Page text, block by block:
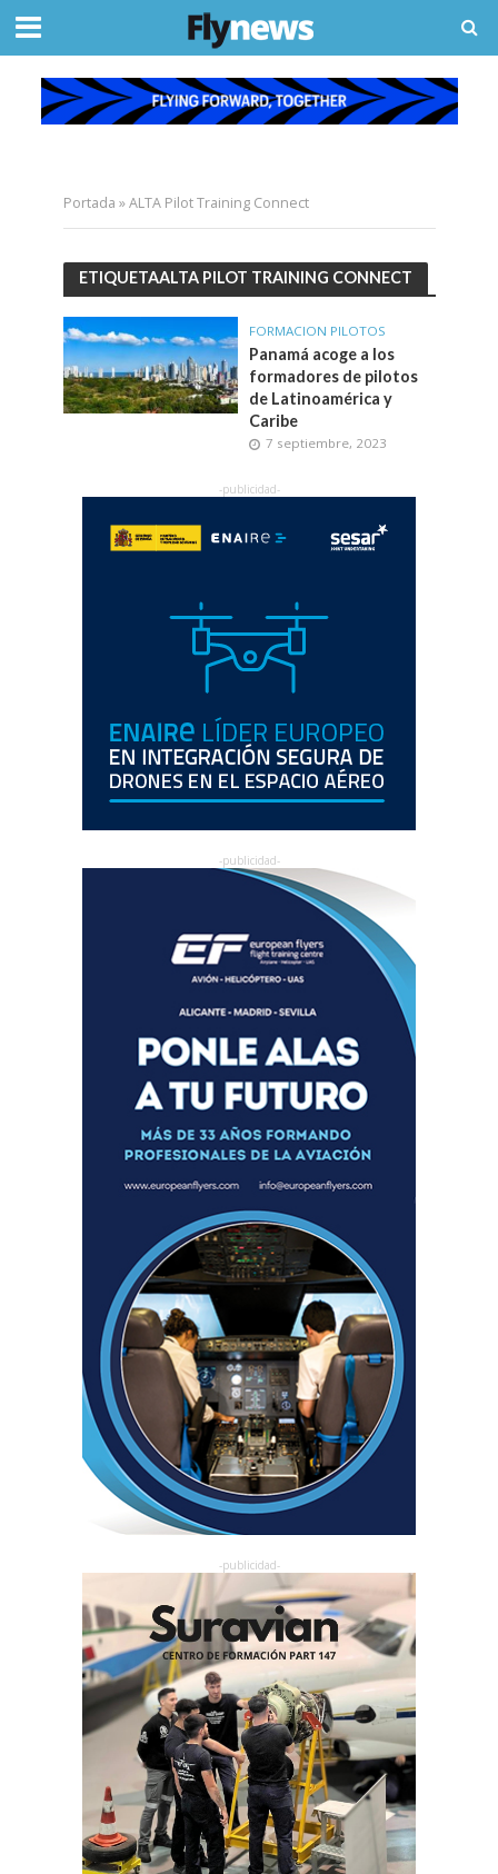
Portada »ALTA Pilot Training Connect
ETIQUETAALTA PILOT TRAINING CONNECT
FORMACION PILOTOS
Panamá acoge a los
formadores de pilotos
de Latinoamérica y
Caribe
7 septiembre, 2023